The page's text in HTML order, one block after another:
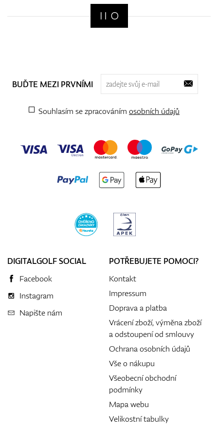
BUĎTE MEZI PRVNÍMI
Souhlasím se zpracováním osobních údajů
DIGITALGOLF SOCIAL
Facebook
Instagram
Napište nám
POTŘEBUJETE POMOCI?
Kontakt
Impressum
Doprava a platba
Vrácení zboží, výměna zboží
a odstoupení od smlouvy
Ochrana osobních údajů
Vše o nákupu
Všeobecní obchodní
podmínky
Mapa webu
Velikostní tabulky